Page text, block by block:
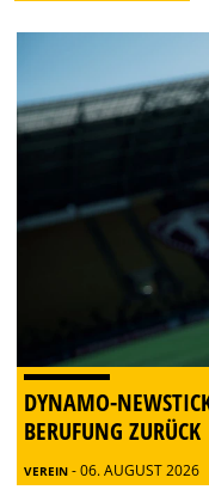
DYNAMO-
BERUFUNG ZURÜCK
VEREIN - 06. AUGUST 2026